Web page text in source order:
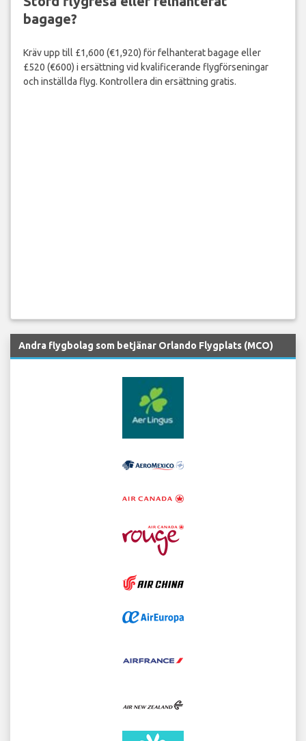
bagage?
Kräv upp till £1,600 (€1,920) för felhanterat bagage eller
£520 (€600) i ersättning vid kvalificerande flygförseningar
och inställda flyg. Kontrollera din ersättning gratis.
Andra flygbolag som betjänar Orlando Flygplats (MCO)